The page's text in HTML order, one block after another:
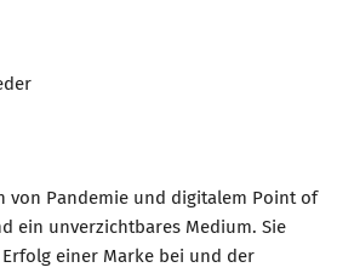
von Pandemie und digitalem Point of
ein unverzichtbares Medium. Sie
einer Marke bei und der